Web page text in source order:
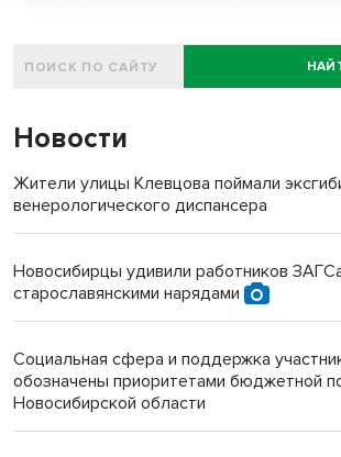
Новости
Жители улицы Клевцова поймали
венерологического диспансера
Новосибирцы удивили работников
старославянскими нарядами
Социальная сфера и поддержка
обозначены приоритетами бюджетной
Новосибирской области